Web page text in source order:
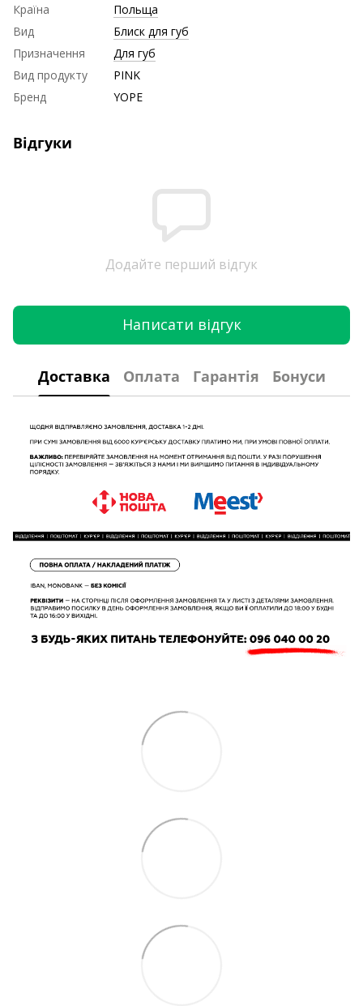
Країна
Польща
Вид
Блиск для губ
Призначення
Для губ
Вид продукту
PINK
Бренд
YOPE
Відгуки
Додайте перший відгук
Написати відгук
Доставка Оплата Гарантія Бонуси